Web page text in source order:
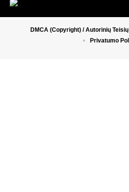
DMCA (Copyright) / Autorinių
Privatumo